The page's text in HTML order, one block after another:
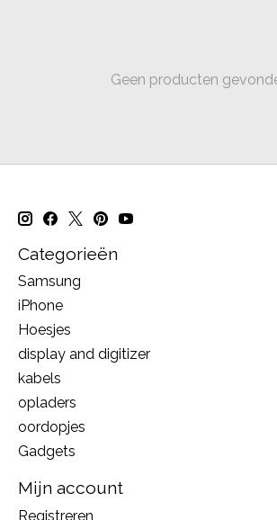
Geen producten
Categorieën
Samsung
iPhone
Hoesjes
display and digitizer
kabels
opladers
oordopjes
Gadgets
Mijn account
Registreren